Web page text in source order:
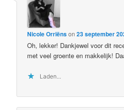
Nicole Orriënson23 september
Oh, lekker! Dankjewel voor dit
met veel groente en makkelijk!
Laden...